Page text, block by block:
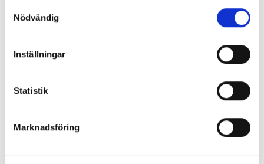
Nödvändig
Inställningar
Statistik
Marknadsföring
Nicole Boyle Rødtnes Nicole Boyle Rødtnes